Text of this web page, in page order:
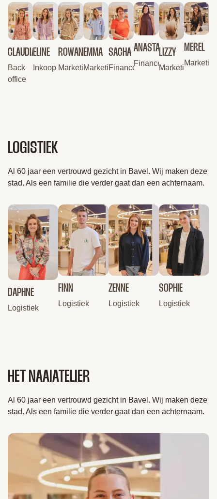
CLAUDIA
Back
office
ELINE
Inkoop
ROWAN
Marketing
EMMA
Marketing
SACHA
Finance
ANASTASIA
Finance
LIZZY
Marketing
MEREL
LOGISTIEK
Al 60 jaar een vertrouwd gezicht in Bavel. Wij maken deze
stad. Als een familie die verder gaat dan een achternaam.
DAPHNE
Logistiek
FINN
Logistiek
ZENNE
Logistiek
SOPHIE
Logistiek
HET NAAIATELIER
Al 60 jaar een vertrouwd gezicht in Bavel. Wij maken deze
stad. Als een familie die verder gaat dan een achternaam.